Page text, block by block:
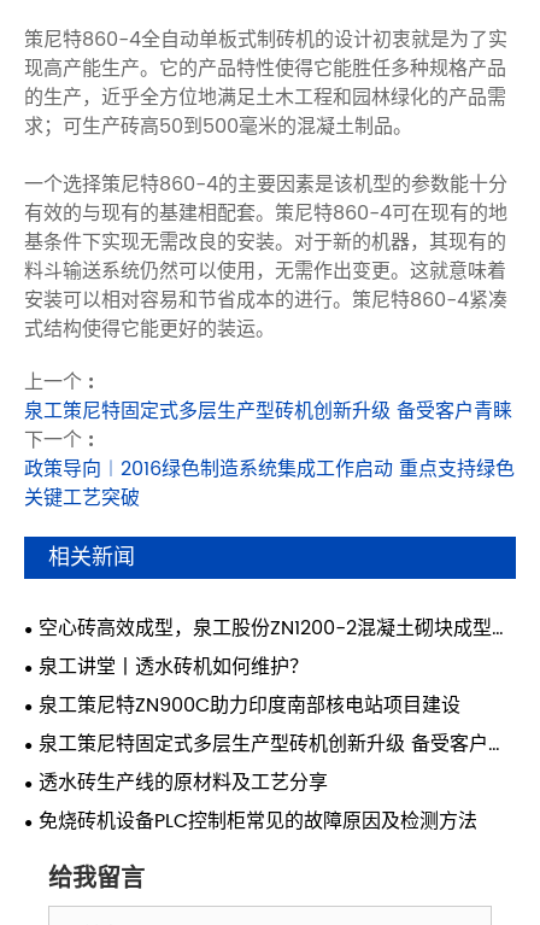
策尼特860-4全自动单板式制砖机的设计初衷就是为了实
现高产能生产。它的产品特性使得它能胜任多种规格产品
的生产，近乎全方位地满足土木工程和园林绿化的产品需
求；可生产砖高50到500毫米的混凝土制品。
一个选择策尼特860-4的主要因素是该机型的参数能十分
有效的与现有的基建相配套。策尼特860-4可在现有的地
基条件下实现无需改良的安装。对于新的机器，其现有的
料斗输送系统仍然可以使用，无需作出变更。这就意味着
安装可以相对容易和节省成本的进行。策尼特860-4紧凑
式结构使得它能更好的装运。
上一个 :
泉工策尼特固定式多层生产型砖机创新升级 备受客户青睐
下一个 :
政策导向︱2016绿色制造系统集成工作启动 重点支持绿色
关键工艺突破
相关新闻
空心砖高效成型，泉工股份ZN1200-2混凝土砌块成型机
实力担当
泉工讲堂丨透水砖机如何维护？
泉工策尼特ZN900C助力印度南部核电站项目建设
泉工策尼特固定式多层生产型砖机创新升级 备受客户青
睐
透水砖生产线的原材料及工艺分享
免烧砖机设备PLC控制柜常见的故障原因及检测方法
给我留言